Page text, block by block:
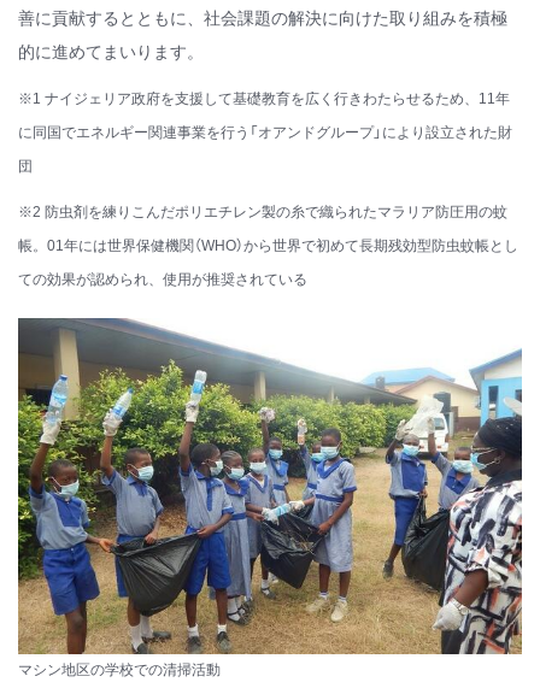
善に貢献するとともに、社会課題の解決に向けた取り組みを積極
的に進めてまいります。
※1 ナイジェリア政府を支援して基礎教育を広く行きわたらせるため、11年
に同国でエネルギー関連事業を行う「オアンドグループ」により設立された財
団
※2 防虫剤を練りこんだポリエチレン製の糸で織られたマラリア防圧用の蚊
帳。01年には世界保健機関（WHO）から世界で初めて長期残効型防虫蚊帳とし
ての効果が認められ、使用が推奨されている
マシン地区の学校での清掃活動